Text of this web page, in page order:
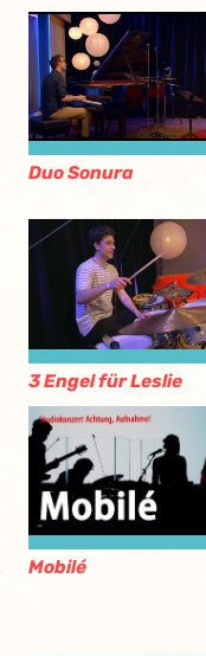
Duo Sonura
3 Engel für Leslie
Mobilé